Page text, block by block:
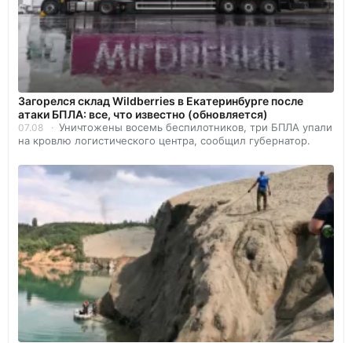
Загорелся склад Wildberries в Екатеринбурге после
атаки БПЛА: все, что известно (обновляется)
07.08
Уничтожены восемь беспилотников, три БПЛА упали
на кровлю логистического центра, сообщил губернатор.